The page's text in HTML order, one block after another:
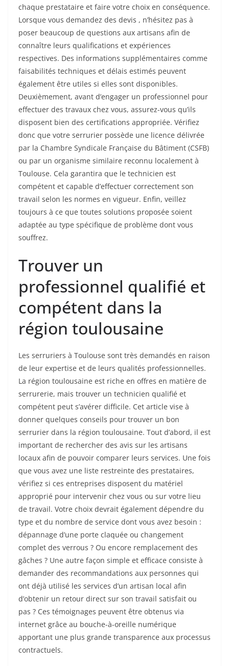
chaque prestataire et faire votre choix en conséquence.
Lorsque vous demandez des devis , n’hésitez pas à
poser beaucoup de questions aux artisans afin de
connaître leurs qualifications et expériences
respectives. Des informations supplémentaires comme
faisabilités techniques et délais estimés peuvent
également être utiles si elles sont disponibles.
Deuxièmement, avant d’engager un professionnel pour
effectuer des travaux chez vous, assurez-vous qu’ils
disposent bien des certifications appropriée. Vérifiez
donc que votre serrurier possède une licence délivrée
par la Chambre Syndicale Française du Bâtiment (CSFB)
ou par un organisme similaire reconnu localement à
Toulouse. Cela garantira que le technicien est
compétent et capable d’effectuer correctement son
travail selon les normes en vigueur. Enfin, veillez
toujours à ce que toutes solutions proposée soient
adaptée au type spécifique de problème dont vous
souffrez.
Trouver un
professionnel qualifié et
compétent dans la
région toulousaine
Les serruriers à Toulouse sont très demandés en raison
de leur expertise et de leurs qualités professionnelles.
La région toulousaine est riche en offres en matière de
serrurerie, mais trouver un technicien qualifié et
compétent peut s’avérer difficile. Cet article vise à
donner quelques conseils pour trouver un bon
serrurier dans la région toulousaine. Tout d’abord, il est
important de rechercher des avis sur les artisans
locaux afin de pouvoir comparer leurs services. Une fois
que vous avez une liste restreinte des prestataires,
vérifiez si ces entreprises disposent du matériel
approprié pour intervenir chez vous ou sur votre lieu
de travail. Votre choix devrait également dépendre du
type et du nombre de service dont vous avez besoin :
dépannage d’une porte claquée ou changement
complet des verrous ? Ou encore remplacement des
gâches ? Une autre façon simple et efficace consiste à
demander des recommandations aux personnes qui
ont déjà utilisé les services d’un artisan local afin
d’obtenir un retour direct sur son travail satisfait ou
pas ? Ces témoignages peuvent être obtenus via
internet grâce au bouche-à-oreille numérique
apportant une plus grande transparence aux processus
contractuels.